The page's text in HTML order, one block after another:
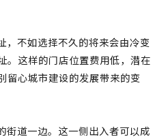
，不如选择不久的将来会由冷变
。这样的门店位置费用低，潜在
留心城市建设的发展带来的变
街道一边。这一侧出入者可以成